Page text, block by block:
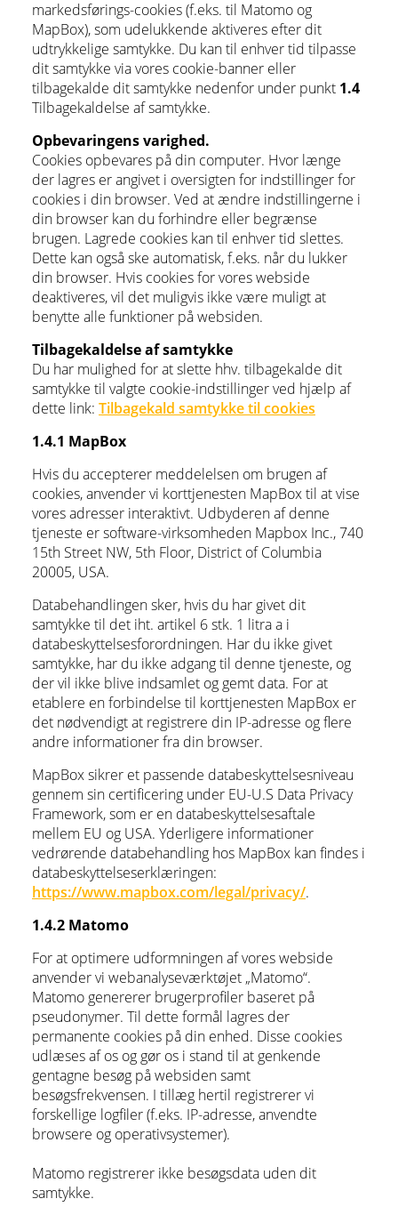
markedsførings-cookies (f.eks. til Matomo og
MapBox), som udelukkende aktiveres efter dit
udtrykkelige samtykke. Du kan til enhver tid tilpasse
dit samtykke via vores cookie-banner eller
tilbagekalde dit samtykke nedenfor under punkt 1.4
Tilbagekaldelse af samtykke.
Opbevaringens varighed.
Cookies opbevares på din computer. Hvor længe
der lagres er angivet i oversigten for indstillinger for
cookies i din browser. Ved at ændre indstillingerne i
din browser kan du forhindre eller begrænse
brugen. Lagrede cookies kan til enhver tid slettes.
Dette kan også ske automatisk, f.eks. når du lukker
din browser. Hvis cookies for vores webside
deaktiveres, vil det muligvis ikke være muligt at
benytte alle funktioner på websiden.
Tilbagekaldelse af samtykke
Du har mulighed for at slette hhv. tilbagekalde dit
samtykke til valgte cookie-indstillinger ved hjælp af
dette link: Tilbagekald samtykke til cookies
1.4.1 MapBox
Hvis du accepterer meddelelsen om brugen af
cookies, anvender vi korttjenesten MapBox til at vise
vores adresser interaktivt. Udbyderen af denne
tjeneste er software-virksomheden Mapbox Inc., 740
15th Street NW, 5th Floor, District of Columbia
20005, USA.
Databehandlingen sker, hvis du har givet dit
samtykke til det iht. artikel 6 stk. 1 litra a i
databeskyttelsesforordningen. Har du ikke givet
samtykke, har du ikke adgang til denne tjeneste, og
der vil ikke blive indsamlet og gemt data. For at
etablere en forbindelse til korttjenesten MapBox er
det nødvendigt at registrere din IP-adresse og flere
andre informationer fra din browser.
MapBox sikrer et passende databeskyttelsesniveau
gennem sin certificering under EU-U.S Data Privacy
Framework, som er en databeskyttelsesaftale
mellem EU og USA. Yderligere informationer
vedrørende databehandling hos MapBox kan findes i
databeskyttelseserklæringen:
https://www.mapbox.com/legal/privacy/.
1.4.2 Matomo
For at optimere udformningen af vores webside
anvender vi webanalyseværktøjet „Matomo“.
Matomo genererer brugerprofiler baseret på
pseudonymer. Til dette formål lagres der
permanente cookies på din enhed. Disse cookies
udlæses af os og gør os i stand til at genkende
gentagne besøg på websiden samt
besøgsfrekvensen. I tillæg hertil registrerer vi
forskellige logfiler (f.eks. IP-adresse, anvendte
browsere og operativsystemer).
Matomo registrerer ikke besøgsdata uden dit
samtykke.